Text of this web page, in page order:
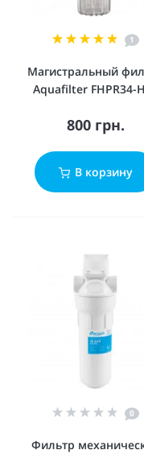
1
Магистральный
Aquafilter FHPR34-
800 грн.
В корзину
0
Фильтр